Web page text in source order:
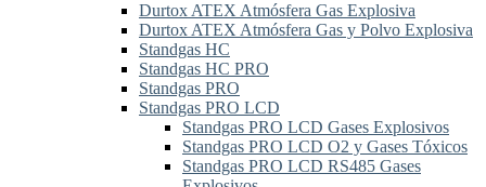
Durtox ATEX Atmósfera Gas Explosiva
Durtox ATEX Atmósfera Gas y Polvo Explosiva
Standgas HC
Standgas HC PRO
Standgas PRO
Standgas PRO LCD
Standgas PRO LCD Gases Explosivos
Standgas PRO LCD O2 y Gases Tóxicos
Standgas PRO LCD RS485 Gases